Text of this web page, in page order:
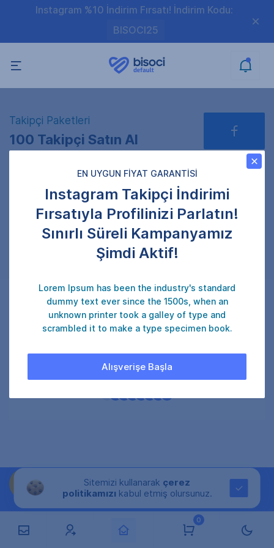
Instagram %10 İndirim Fırsatı! İndirim Kodu:
BISOCI25
0
Takipçi Paketleri
100 Takipçi Satın Al
Profil Linkini Giriniz
Gönderi adresini doğru girdiğinizden emin olun.
Gizli profillere gönderim sağlanamamaktadır.
₺ 150 ONAYLA
Sitemizi kullanarak çerez
politikamızı kabul etmiş olursunuz.
EN UYGUN FİYAT GARANTİSİ
Instagram Takipçi İndirimi
Fırsatıyla Profilinizi Parlatın!
Sınırlı Süreli Kampanyamız
Şimdi Aktif!
Lorem Ipsum has been the industry's standard
dummy text ever since the 1500s, when an
unknown printer took a galley of type and
scrambled it to make a type specimen book.
Alışverişe Başla